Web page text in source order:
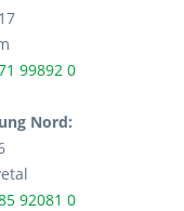
99892 0
Nord:
92081 0